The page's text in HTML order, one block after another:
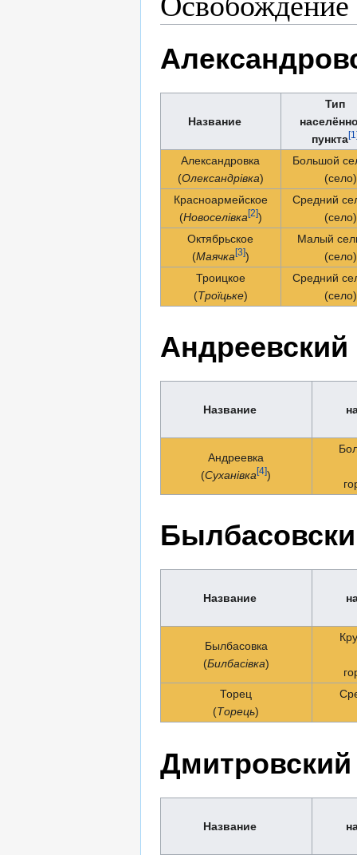
Название
Тип
пункта
Александровка
(Олександрівка)
Большой
(село)
Красноармейское
(Новоселівка[2])
Средний
(село)
Октябрьское
(Маячка[3])
Малый
(село)
Троицкое
(Троїцьке)
Средний
(село)
Название
Андреевка
(Суханівка[4])
Название
Былбасовка
(Билбасівка)
Торец
(Торець)
Дмитровский
Название